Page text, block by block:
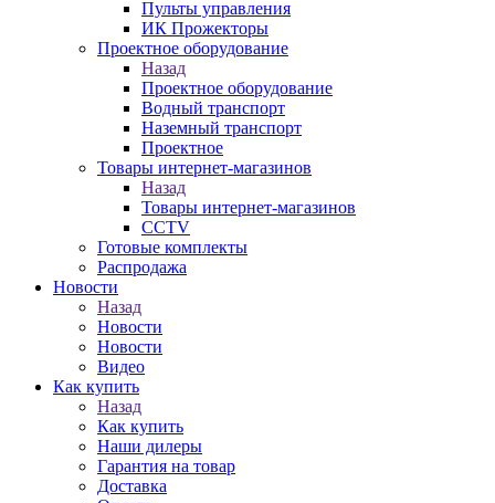
Пульты управления
ИК Прожекторы
Проектное оборудование
Назад
Проектное оборудование
Водный транспорт
Наземный транспорт
Проектное
Товары интернет-магазинов
Назад
Товары интернет-магазинов
CCTV
Готовые комплекты
Распродажа
Новости
Назад
Новости
Новости
Видео
Как купить
Назад
Как купить
Наши дилеры
Гарантия на товар
Доставка